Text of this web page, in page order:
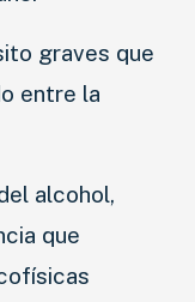
graves que
entre la
alcohol,
que